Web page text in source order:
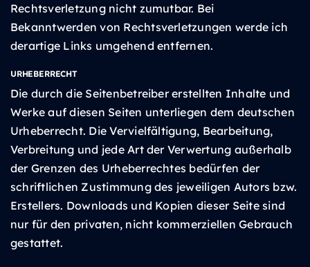
Rechtsverletzung nicht zumutbar. Bei
Bekanntwerden von Rechtsverletzungen werde ich
derartige Links umgehend entfernen.
URHEBERRECHT
Die durch die Seitenbetreiber erstellten Inhalte und
Werke auf diesen Seiten unterliegen dem deutschen
Urheberrecht. Die Vervielfältigung, Bearbeitung,
Verbreitung und jede Art der Verwertung außerhalb
der Grenzen des Urheberrechtes bedürfen der
schriftlichen Zustimmung des jeweiligen Autors bzw.
Erstellers. Downloads und Kopien dieser Seite sind
nur für den privaten, nicht kommerziellen Gebrauch
gestattet.